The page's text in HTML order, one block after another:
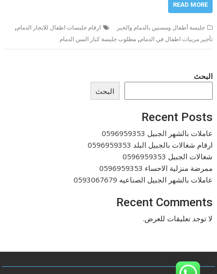
READ MORE
جليسة أطفال ومسنين بالدمام والخبر ارقام جليسات اطفال للايجار الدمام,
تأجير مربيات اطفال في الدمام,مطلوب جليسة كبار السن الدمام
البحث
البحث
Recent Posts
عاملات بالشهر الجبيل 0596959353
ارقام شغالات بالجبيل البلد 0596959353
شغالات الجبيل 0596959353
ممرضة منزلية الاحساء 0596959353
عاملات بالشهر الجبيل الصناعيه 0593067679
Recent Comments
لا توجد تعليقات للعرض.